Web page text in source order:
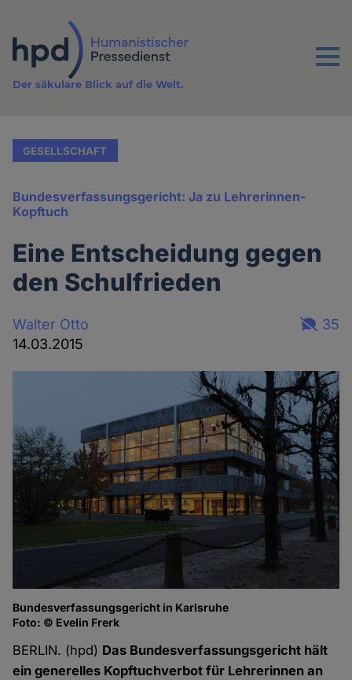
Inhalt
Menu
Der säkulare Blick auf die Welt.
GESELLSCHAFT
Bundesverfassungsgericht: Ja zu Lehrerinnen-
Kopftuch
Eine Entscheidung gegen
den Schulfrieden
Walter Otto
14.03.2015
35
Bundesverfassungsgericht in Karlsruhe
Foto: © Evelin Frerk
BERLIN. (hpd) Das Bundesverfassungsgericht hält
ein generelles Kopftuchverbot für Lehrerinnen an